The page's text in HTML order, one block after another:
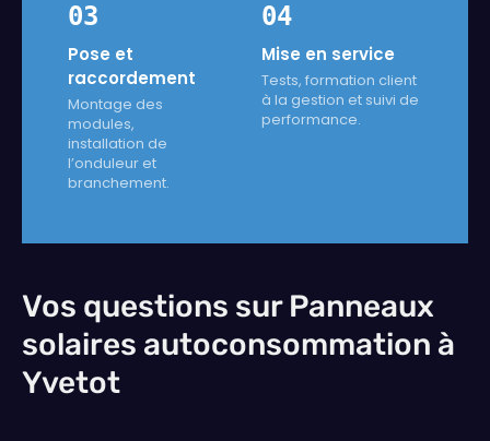
03
Pose et
raccordement
Montage des
modules,
installation de
l’onduleur et
branchement.
04
Mise en service
Tests, formation client
à la gestion et suivi de
performance.
Vos questions sur Panneaux
solaires autoconsommation à
Yvetot